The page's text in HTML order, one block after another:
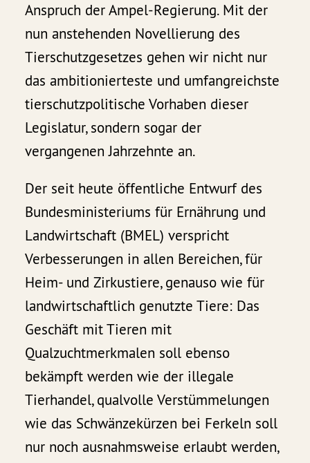
Anspruch der Ampel-Regierung. Mit der
nun anstehenden Novellierung des
Tierschutzgesetzes gehen wir nicht nur
das ambitionierteste und umfangreichste
tierschutzpolitische Vorhaben dieser
Legislatur, sondern sogar der
vergangenen Jahrzehnte an.
Der seit heute öffentliche Entwurf des
Bundesministeriums für Ernährung und
Landwirtschaft (BMEL) verspricht
Verbesserungen in allen Bereichen, für
Heim- und Zirkustiere, genauso wie für
landwirtschaftlich genutzte Tiere: Das
Geschäft mit Tieren mit
Qualzuchtmerkmalen soll ebenso
bekämpft werden wie der illegale
Tierhandel, qualvolle Verstümmelungen
wie das Schwänzekürzen bei Ferkeln soll
nur noch ausnahmsweise erlaubt werden,